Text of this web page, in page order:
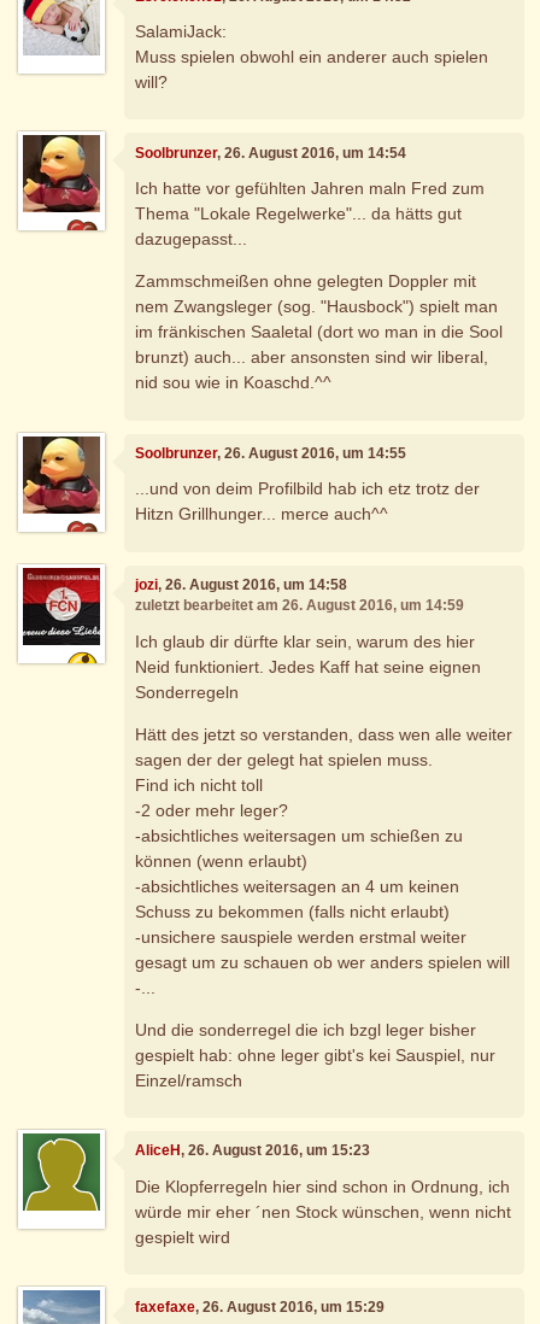
SalamiJack:
Muss spielen obwohl ein anderer auch spielen
will?
Soolbrunzer, 26. August 2016, um 14:54
Ich hatte vor gefühlten Jahren maln Fred zum
Thema "Lokale Regelwerke"... da hätts gut
dazugepasst...
Zammschmeißen ohne gelegten Doppler mit
nem Zwangsleger (sog. "Hausbock") spielt man
im fränkischen Saaletal (dort wo man in die Sool
brunzt) auch... aber ansonsten sind wir liberal,
nid sou wie in Koaschd.^^
Soolbrunzer, 26. August 2016, um 14:55
...und von deim Profilbild hab ich etz trotz der
Hitzn Grillhunger... merce auch^^
jozi, 26. August 2016, um 14:58
zuletzt bearbeitet am 26. August 2016, um 14:59
Ich glaub dir dürfte klar sein, warum des hier
Neid funktioniert. Jedes Kaff hat seine eignen
Sonderregeln
Hätt des jetzt so verstanden, dass wen alle weiter
sagen der der gelegt hat spielen muss.
Find ich nicht toll
-2 oder mehr leger?
-absichtliches weitersagen um schießen zu
können (wenn erlaubt)
-absichtliches weitersagen an 4 um keinen
Schuss zu bekommen (falls nicht erlaubt)
-unsichere sauspiele werden erstmal weiter
gesagt um zu schauen ob wer anders spielen will
-...
Und die sonderregel die ich bzgl leger bisher
gespielt hab: ohne leger gibt's kei Sauspiel, nur
Einzel/ramsch
AliceH, 26. August 2016, um 15:23
Die Klopferregeln hier sind schon in Ordnung, ich
würde mir eher ´nen Stock wünschen, wenn nicht
gespielt wird
faxefaxe, 26. August 2016, um 15:29